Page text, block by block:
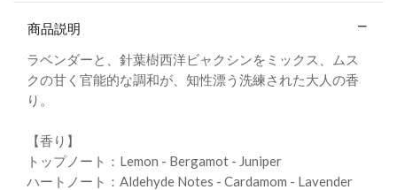
商品説明
ラベンダーと、針葉樹西洋ビャクシンをミックス、ムス
クの甘く官能的な調和が、知性漂う洗練された大人の香
り。
【香り】
トップノート：Lemon - Bergamot - Juniper
ハートノート：Aldehyde Notes - Cardamom - Lavender